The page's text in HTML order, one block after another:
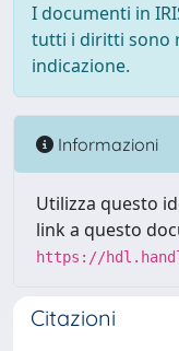
I documenti in
tutti i diritti sono
indicazione.
Informazioni
Utilizza questo
link a questo
https://
Citazioni